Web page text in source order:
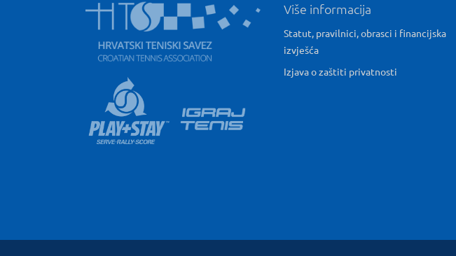
Više informacija
Statut, pravilnici, obrasci i financijska
izvješća
Izjava o zaštiti privatnosti